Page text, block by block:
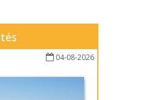
04-08-2026